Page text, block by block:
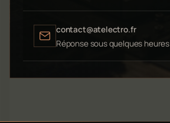
contact@atelectro.fr
Réponse sous quelques heures